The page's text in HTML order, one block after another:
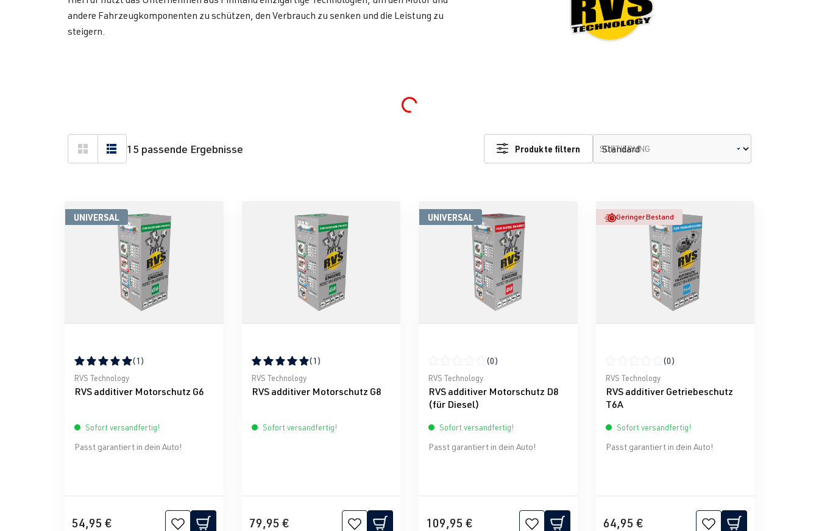
andere Fahrzeugkomponenten zu schützen, den Verbrauch zu senken und die Leistung zu
steigern.
Loading...
15 passende Ergebnisse Produkte filtern SORTIERUNG
UNIVERSAL
Durchschnittliche Bewertung von 5 von 5 Sternen
(1)
RVS Technology
RVS additiver Motorschutz G6
Sofort versandfertig!
Passt garantiert in dein Auto!
54,95 €
Durchschnittliche Bewertung von 5 von 5 Sternen
(1)
RVS Technology
RVS additiver Motorschutz G8
Sofort versandfertig!
79,95 €
UNIVERSAL
Durchschnittliche Bewertung von 0 von 5 Sternen
(0)
RVS Technology
RVS additiver Motorschutz D8
(für Diesel)
Sofort versandfertig!
Passt garantiert in dein Auto!
109,95 €
Geringer Bestand
Durchschnittliche Bewertung von 0 von 5 Sternen
(0)
RVS Technology
RVS additiver Getriebeschutz
T6A
Sofort versandfertig!
Passt garantiert in dein Auto!
64,95 €